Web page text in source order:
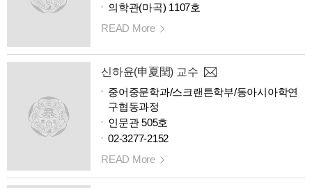
의학관(마곡) 1107호
READ More
신하윤(申夏閏) 교수
중어중문학과/스크랜튼학부/동아시아학연
구협동과정
인문관 505호
02-3277-2152
READ More